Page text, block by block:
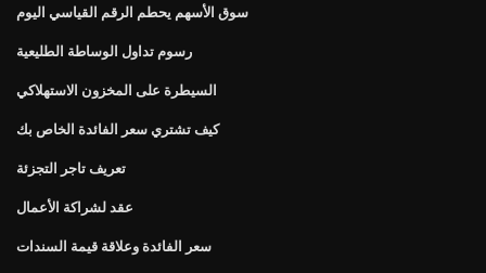
سوق الأسهم يحطم الرقم القياسي اليوم
رسوم تداول الوساطة الطليعية
السيطرة على المخزون الاستهلاكي
كيف تشتري سعر الفائدة الخاص بك
تعريف تاجر التجزئة
عقد لشراكة الأعمال
سعر الفائدة وعلاقة قيمة السندات